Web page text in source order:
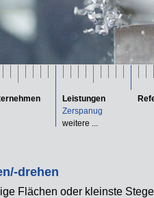
Leistungen
Zerspanug
weitere ...
drehen
Flächen oder kleinste